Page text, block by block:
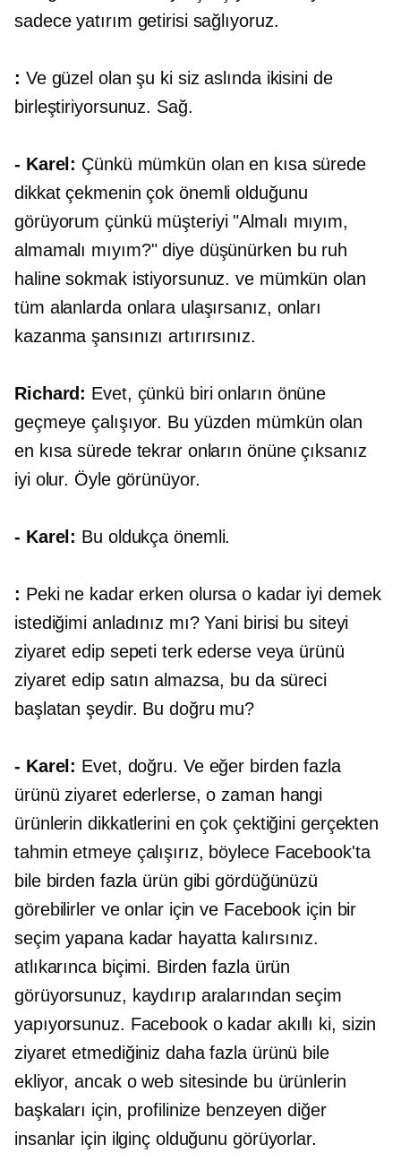
sadece yatırım getirisi sağlıyoruz.
: Ve güzel olan şu ki siz aslında ikisini de
birleştiriyorsunuz. Sağ.
- Karel: Çünkü mümkün olan en kısa sürede
dikkat çekmenin çok önemli olduğunu
görüyorum çünkü müşteriyi "Almalı mıyım,
almamalı mıyım?" diye düşünürken bu ruh
haline sokmak istiyorsunuz. ve mümkün olan
tüm alanlarda onlara ulaşırsanız, onları
kazanma şansınızı artırırsınız.
Richard: Evet, çünkü biri onların önüne
geçmeye çalışıyor. Bu yüzden mümkün olan
en kısa sürede tekrar onların önüne çıksanız
iyi olur. Öyle görünüyor.
- Karel: Bu oldukça önemli.
: Peki ne kadar erken olursa o kadar iyi demek
istediğimi anladınız mı? Yani birisi bu siteyi
ziyaret edip sepeti terk ederse veya ürünü
ziyaret edip satın almazsa, bu da süreci
başlatan şeydir. Bu doğru mu?
- Karel: Evet, doğru. Ve eğer birden fazla
ürünü ziyaret ederlerse, o zaman hangi
ürünlerin dikkatlerini en çok çektiğini gerçekten
tahmin etmeye çalışırız, böylece Facebook'ta
bile birden fazla ürün gibi gördüğünüzü
görebilirler ve onlar için ve Facebook için bir
seçim yapana kadar hayatta kalırsınız.
atlıkarınca biçimi. Birden fazla ürün
görüyorsunuz, kaydırıp aralarından seçim
yapıyorsunuz. Facebook o kadar akıllı ki, sizin
ziyaret etmediğiniz daha fazla ürünü bile
ekliyor, ancak o web sitesinde bu ürünlerin
başkaları için, profilinize benzeyen diğer
insanlar için ilginç olduğunu görüyorlar.